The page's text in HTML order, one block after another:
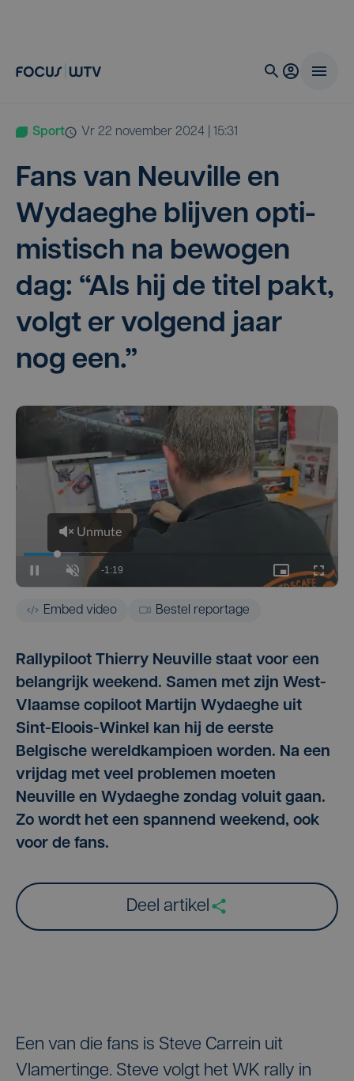
Sport vr 22 november 2024 | 15:31
Fans van Neu­vil­le en
Wydaeg­he blij­ven opti­
mis­tisch na bewo­gen
dag: “Als hij de titel pakt,
volgt er vol­gend jaar
nog een.”
Embed video Bestel reportage
Rallypiloot Thierry Neuville staat voor een
belangrijk weekend. Samen met zijn West-
Vlaamse copiloot Martijn Wydaeghe uit
Sint-Eloois-Winkel kan hij de eerste
Belgische wereldkampioen worden. Na een
vrijdag met veel problemen moeten
Neuville en Wydaeghe zondag voluit gaan.
Zo wordt het een spannend weekend, ook
voor de fans.
Deel artikel
Een van die fans is Steve Carrein uit
Vlamertinge. Steve volgt het WK rally in